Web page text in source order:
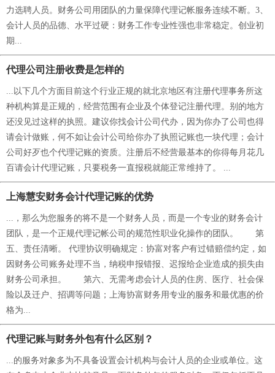
力选聘人员。财务公司用团队的力量保障代理记帐服务连续不断。3、
会计人员的品德、水平过硬：财务工作专业性强也非常稳定。创业初
期...
代理公司注册收费是怎样的
...以下几个方面目前这个行业正规的就北京地区有注册代理事务所这
种机构算是正规的，经营范围有企业及个体登记注册代理。别的地方
还没见过这样的执照。建议你找会计公司代办，因为你办了公司也得
请会计做账，何不如让会计公司给你办了执照记账也一块代理；会计
公司好歹也个代理记账的资质。注册后不经营最基本的你得每月花几
百请会计代理记账，只要税务一直报税就能正常维持了。 ...
上海慧安财务会计代理记账的优势
...，那么为您服务的将不是一个财务人员，而是一个专业的财务会计
团队，是一个正规代理记帐公司的规范性职业化操作的团队。 第
五、责任清晰。 代理协议明确规定：协富对客户有过错赔偿约定，如
因财务公司账务处理不当，纳税申报错报、迟报给企业造成的损失由
财务公司承担。 第六、无需考虑会计人员的住房、医疗、社会保
险以及迁户、招调等问题；上海协富财务用专业的服务和最优惠的价
格为...
代理记账与财务外包有什么区别？
...的服务对象多为不具备设置会计机构与会计人员的企业或单位。这